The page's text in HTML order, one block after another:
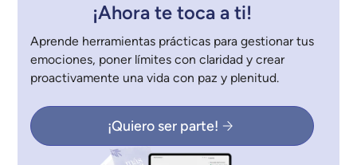
¡Ahora te toca a ti!
Aprende herramientas prácticas para gestionar tus
emociones, poner límites con claridad y crear
proactivamente una vida con paz y plenitud.
¡Quiero ser parte!